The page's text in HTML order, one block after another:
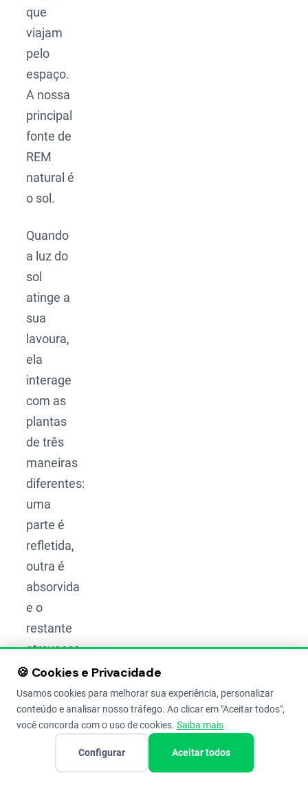
que
viajam
pelo
espaço.
A nossa
principal
fonte de
REM
natural é
o sol.
Quando
a luz do
sol
atinge a
sua
lavoura,
ela
interage
com as
plantas
de três
maneiras
diferentes:
uma
parte é
refletida,
outra é
absorvida
e o
restante
atravessa
a folha.
A
representação
de todas
formas
🍪 Cookies e Privacidade
Usamos cookies para melhorar sua experiência, personalizar
conteúdo e analisar nosso tráfego. Ao clicar em "Aceitar todos",
você concorda com o uso de cookies. Saiba mais
Configurar Aceitar todos